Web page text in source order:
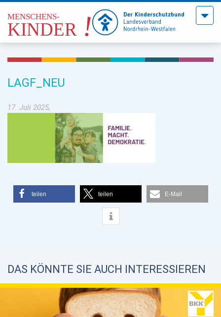
Menü
LAGF_NEU
17. Juli 2025,
teilen teilen E-Mail
DAS KÖNNTE SIE AUCH INTERESSIEREN